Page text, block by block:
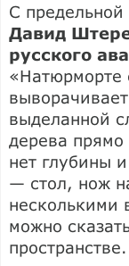
С предельной
Давид
русского
выделанной
дерева прямо
нет глубины
— стол, нож
несколькими
можно
пространстве.